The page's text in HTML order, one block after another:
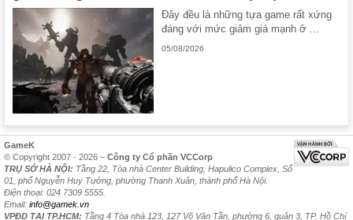
Đây đều là những tựa game rất xứng
đáng với mức giảm giá mạnh ở ...
05/08/2026
GameK
© Copyright 2007 - 2026 – Công ty Cổ phần VCCorp
TRỤ SỞ HÀ NỘI: Tầng 22, Tòa nhà Center Building, Hapulico Complex, Số
01, phố Nguyễn Huy Tưởng, phường Thanh Xuân, thành phố Hà Nội.
Điện thoại: 024 7309 5555.
Email: info@gamek.vn
VPĐD TẠI TP.HCM: Tầng 4 Tòa nhà 123, 127 Võ Văn Tần, phường 6, quận 3, TP. Hồ Chí